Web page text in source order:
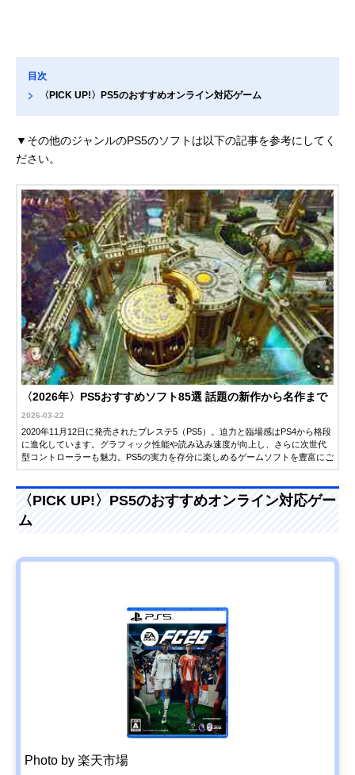
目次
〈PICK UP!〉PS5のおすすめオンライン対応ゲーム
▼その他のジャンルのPS5のソフトは以下の記事を参考にしてく
ださい。
〈2026年〉PS5おすすめソフト85選 話題の新作から名作まで
2026-03-22
2020年11月12日に発売されたプレステ5（PS5）。迫力と臨場感はPS4から格段
に進化しています。グラフィック性能や読み込み速度が向上し、さらに次世代
型コントローラーも魅力。PS5の実力を存分に楽しめるゲームソフトを豊富にご
〈PICK UP!〉PS5のおすすめオンライン対応ゲー
ム
Photo by 楽天市場